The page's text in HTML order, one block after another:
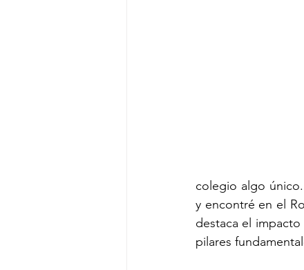
colegio algo
y encontré en el
destaca el
pilares